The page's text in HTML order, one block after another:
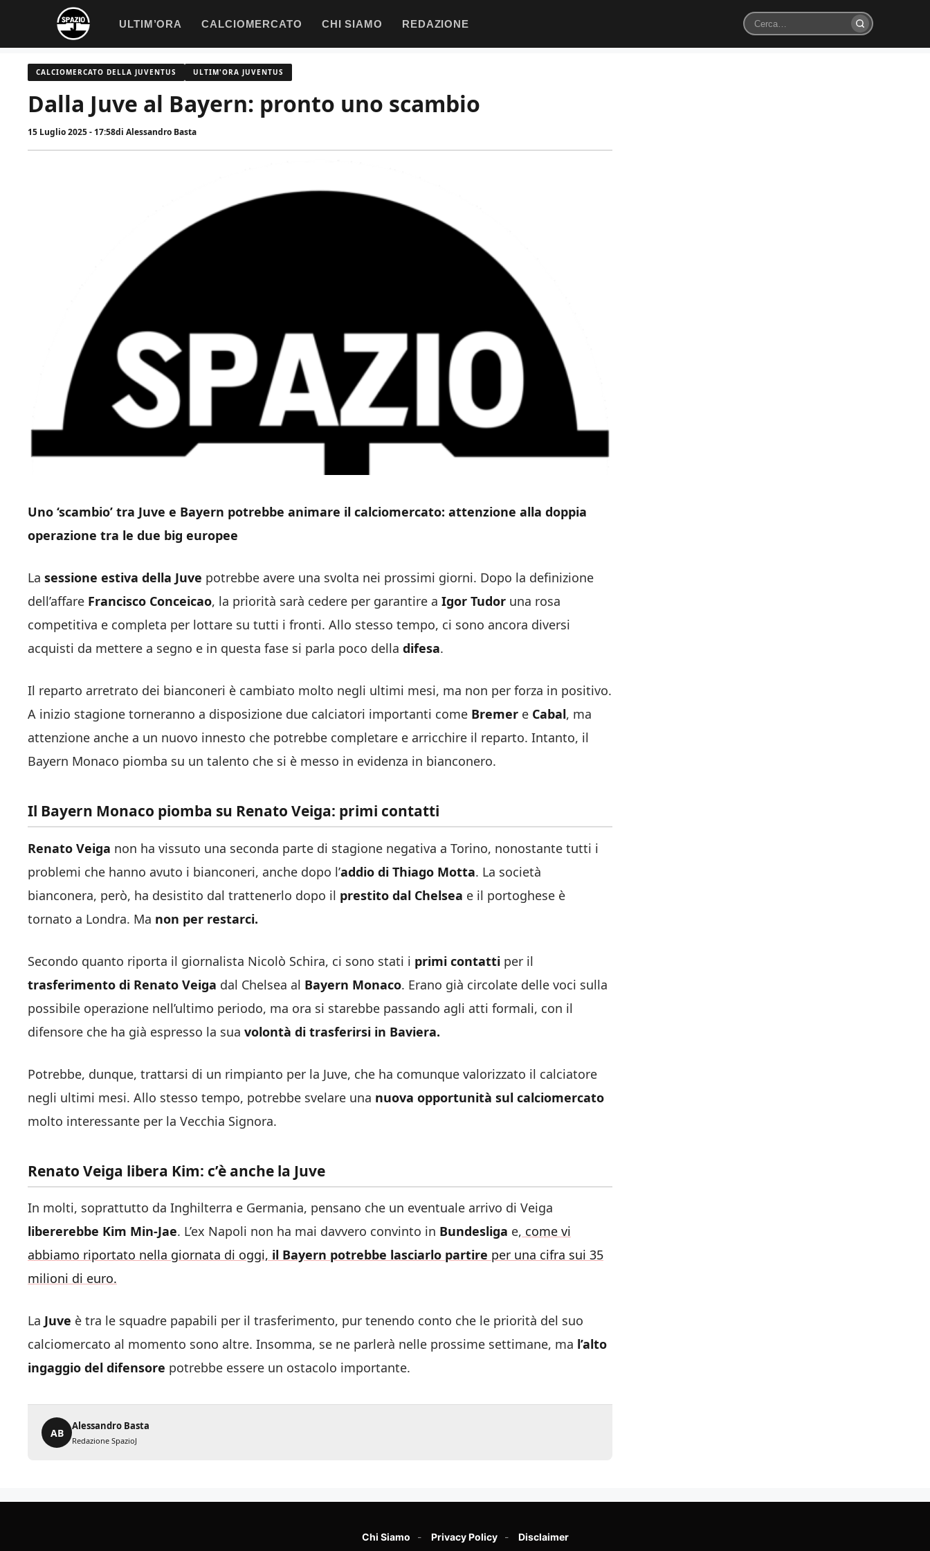
contenuto
ULTIM’ORA CALCIOMERCATO CHI SIAMO REDAZIONE
Cerca
CALCIOMERCATO DELLA JUVENTUS ULTIM'ORA JUVENTUS
Dalla Juve al Bayern: pronto uno scambio
15 Luglio 2025 - 17:58di Alessandro Basta
Uno ‘scambio’ tra Juve e Bayern potrebbe animare il calciomercato: attenzione alla doppia
operazione tra le due big europee
La sessione estiva della Juve potrebbe avere una svolta nei prossimi giorni. Dopo la definizione
dell’affare Francisco Conceicao, la priorità sarà cedere per garantire a Igor Tudor una rosa
competitiva e completa per lottare su tutti i fronti. Allo stesso tempo, ci sono ancora diversi
acquisti da mettere a segno e in questa fase si parla poco della difesa.
Il reparto arretrato dei bianconeri è cambiato molto negli ultimi mesi, ma non per forza in positivo.
A inizio stagione torneranno a disposizione due calciatori importanti come Bremer e Cabal, ma
attenzione anche a un nuovo innesto che potrebbe completare e arricchire il reparto. Intanto, il
Bayern Monaco piomba su un talento che si è messo in evidenza in bianconero.
Il Bayern Monaco piomba su Renato Veiga: primi contatti
Renato Veiga non ha vissuto una seconda parte di stagione negativa a Torino, nonostante tutti i
problemi che hanno avuto i bianconeri, anche dopo l’addio di Thiago Motta. La società
bianconera, però, ha desistito dal trattenerlo dopo il prestito dal Chelsea e il portoghese è
tornato a Londra. Ma non per restarci.
Secondo quanto riporta il giornalista Nicolò Schira, ci sono stati i primi contatti per il
trasferimento di Renato Veiga dal Chelsea al Bayern Monaco. Erano già circolate delle voci sulla
possibile operazione nell’ultimo periodo, ma ora si starebbe passando agli atti formali, con il
difensore che ha già espresso la sua volontà di trasferirsi in Baviera.
Potrebbe, dunque, trattarsi di un rimpianto per la Juve, che ha comunque valorizzato il calciatore
negli ultimi mesi. Allo stesso tempo, potrebbe svelare una nuova opportunità sul calciomercato
molto interessante per la Vecchia Signora.
Renato Veiga libera Kim: c’è anche la Juve
In molti, soprattutto da Inghilterra e Germania, pensano che un eventuale arrivo di Veiga
libererebbe Kim Min-Jae. L’ex Napoli non ha mai davvero convinto in Bundesliga e, come vi
abbiamo riportato nella giornata di oggi, il Bayern potrebbe lasciarlo partire per una cifra sui 35
milioni di euro.
La Juve è tra le squadre papabili per il trasferimento, pur tenendo conto che le priorità del suo
calciomercato al momento sono altre. Insomma, se ne parlerà nelle prossime settimane, ma l’alto
ingaggio del difensore potrebbe essere un ostacolo importante.
AB
Alessandro Basta
Redazione SpazioJ
Chi Siamo Privacy Policy Disclaimer